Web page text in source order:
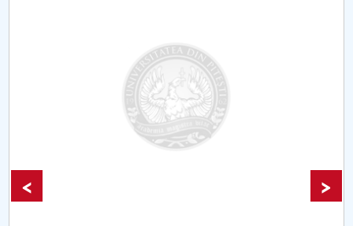
UPIT for the community
IOSUD/CSUD – PhD studies
Comisie de etica unversitară
Evenimente CUP
< >